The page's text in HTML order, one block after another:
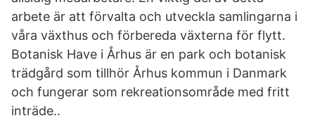
arbete är att förvalta och utveckla samlingarna i
våra växthus och förbereda växterna för flytt.
Botanisk Have i Århus är en park och botanisk
trädgård som tillhör Århus kommun i Danmark
och fungerar som rekreationsområde med fritt
inträde..